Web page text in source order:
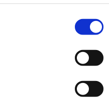
e attirare l'attenzione